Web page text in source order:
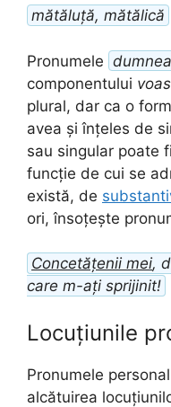
mătăluță, mătălică
Pronumele
componentului
plural, dar ca o
avea și înțeles de
sau singular poate
funcție de cui se
există, de
ori, însoțește
Concetățenii mei,
care m-ați sprijinit!
Locuțiunile
Pronumele
alcătuirea